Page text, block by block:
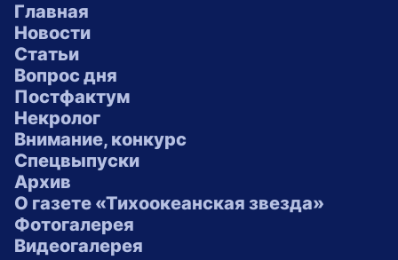
Главная
Новости
Статьи
Вопрос дня
Постфактум
Некролог
Внимание, конкурс
Спецвыпуски
Архив
О газете «Тихоокеанская звезда»
Фотогалерея
Видеогалерея